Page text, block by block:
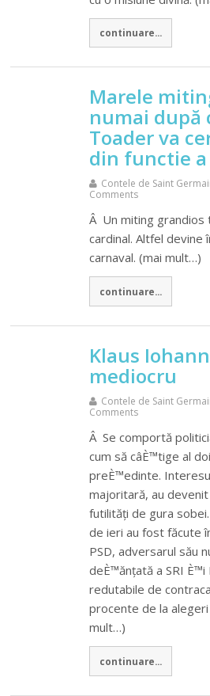
continuare...
Marele
numai după
Toader va
din functie a
Contele de Saint
Comments
Â Un miting grandios
cardinal. Altfel devine
carnaval. (mai mult…)
continuare...
Klaus
mediocru
Contele de Saint
Comments
Â Se comportă
cum să câÈ™tige al
preÈ™edinte.
majoritară, au
futilități de gura
de ieri au fost făcute
PSD, adversarul său
deÈ™ănțată a SRI È™i
redutabile de
procente de la
mult…)
continuare...